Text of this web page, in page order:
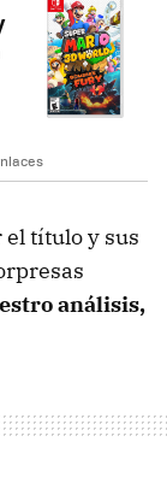
título y sus
análisis,